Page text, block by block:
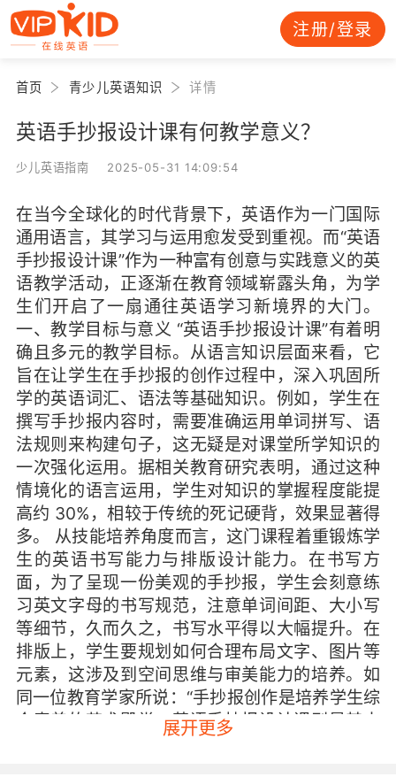
注册/登录
首页 青少儿英语知识 详情
英语手抄报设计课有何教学意义？
少儿英语指南 2025-05-31 14:09:54
在当今全球化的时代背景下，英语作为一门国际
通用语言，其学习与运用愈发受到重视。而“英语
手抄报设计课”作为一种富有创意与实践意义的英
语教学活动，正逐渐在教育领域崭露头角，为学
生们开启了一扇通往英语学习新境界的大门。
一、教学目标与意义 “英语手抄报设计课”有着明
确且多元的教学目标。从语言知识层面来看，它
旨在让学生在手抄报的创作过程中，深入巩固所
学的英语词汇、语法等基础知识。例如，学生在
撰写手抄报内容时，需要准确运用单词拼写、语
法规则来构建句子，这无疑是对课堂所学知识的
一次强化运用。据相关教育研究表明，通过这种
情境化的语言运用，学生对知识的掌握程度能提
高约 30%，相较于传统的死记硬背，效果显著得
多。 从技能培养角度而言，这门课程着重锻炼学
生的英语书写能力与排版设计能力。在书写方
面，为了呈现一份美观的手抄报，学生会刻意练
习英文字母的书写规范，注意单词间距、大小写
等细节，久而久之，书写水平得以大幅提升。在
排版上，学生要规划如何合理布局文字、图片等
元素，这涉及到空间思维与审美能力的培养。如
同一位教育学家所说：“手抄报创作是培养学生综
合素养的艺术殿堂，英语手抄报设计课则是其中
独具魅力的一角。”其意义不仅在于提升英语能
展开更多